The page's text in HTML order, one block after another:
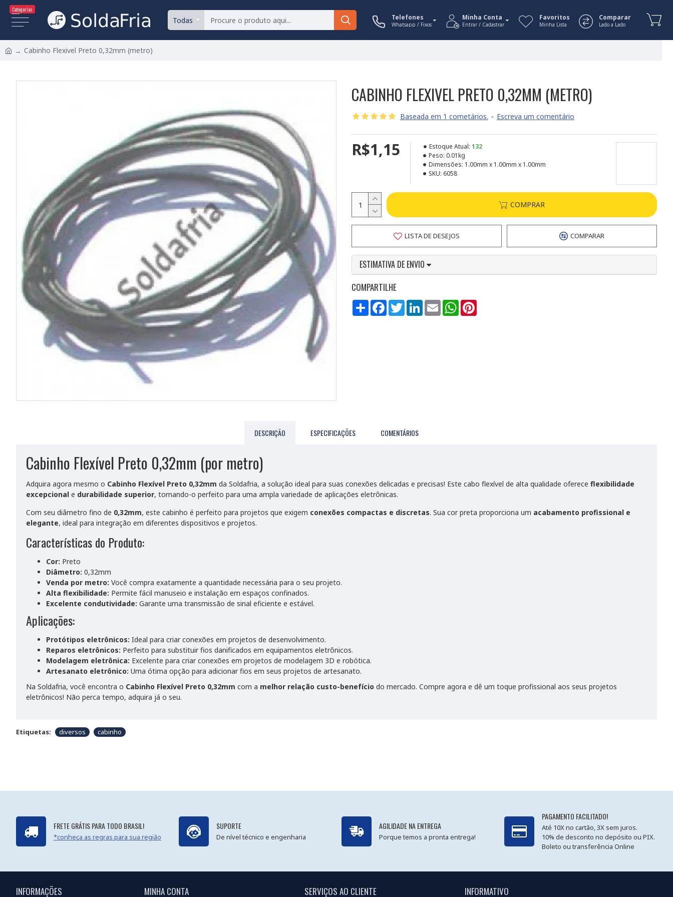
Categorias
Todas Telefones
Whatsapp / Fixos
Minha Conta
Entrar / Cadastrar
Favoritos
Minha Lista
Comparar
Lado a Lado
Cabinho Flexivel Preto 0,32mm (metro)
CABINHO FLEXIVEL PRETO 0,32MM (METRO)
Baseada em 1 cometários. - Escreva um comentário
R$1,15 Estoque Atual: 132
Peso: 0.01kg
Dimensões: 1.00mm x 1.00mm x 1.00mm
SKU: 6058
COMPRAR
LISTA DE DESEJOS COMPARAR
ESTIMATIVA DE ENVIO
COMPARTILHE
Compartilhar
FacebookTwitterLinkedInEmail WhatsApp
DESCRIÇÃO ESPECIFICAÇÕES COMENTÁRIOS
Cabinho Flexível Preto 0,32mm (por metro)
Adquira agora mesmo o Cabinho Flexível Preto 0,32mm da Soldafria, a solução ideal para suas conexões delicadas e precisas! Este cabo flexível de alta qualidade oferece flexibilidade
excepcional e durabilidade superior, tornando-o perfeito para uma ampla variedade de aplicações eletrônicas.
Com seu diâmetro fino de 0,32mm, este cabinho é perfeito para projetos que exigem conexões compactas e discretas. Sua cor preta proporciona um acabamento profissional e
elegante, ideal para integração em diferentes dispositivos e projetos.
Características do Produto:
Cor: Preto
Diâmetro: 0,32mm
Venda por metro: Você compra exatamente a quantidade necessária para o seu projeto.
Alta flexibilidade: Permite fácil manuseio e instalação em espaços confinados.
Excelente condutividade: Garante uma transmissão de sinal eficiente e estável.
Aplicações:
Protótipos eletrônicos: Ideal para criar conexões em projetos de desenvolvimento.
Reparos eletrônicos: Perfeito para substituir fios danificados em equipamentos eletrônicos.
Modelagem eletrônica: Excelente para criar conexões em projetos de modelagem 3D e robótica.
Artesanato eletrônico: Uma ótima opção para adicionar fios em seus projetos de artesanato.
Na Soldafria, você encontra o Cabinho Flexível Preto 0,32mm com a melhor relação custo-benefício do mercado. Compre agora e dê um toque profissional aos seus projetos
eletrônicos! Não perca tempo, adquira já o seu.
Etiquetas: diversos cabinho
FRETE GRÁTIS PARA TODO BRASIL!
*conheça as regras para sua região
SUPORTE
De nível técnico e engenharia
AGILIDADE NA ENTREGA
Porque temos a pronta entrega!
PAGAMENTO FACILITADO!
Até 10X no cartão, 3X sem juros.
10% de desconto no depósito ou PIX.
Boleto ou transferência Online
INFORMAÇÕES MINHA CONTA SERVIÇOS AO CLIENTE INFORMATIVO